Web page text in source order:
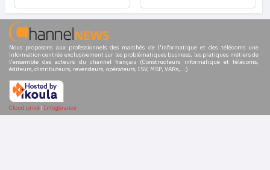
Nous proposons aux professionnels des marchés de l'informatique et des télécoms une
information centrée exclusivement sur les problématiques business, les pratiques métiers de
l'ensemble des acteurs du channel français (Constructeurs informatique et télécoms,
éditeurs, distributeurs, revendeurs, opérateurs, ISV, MSP, VARs,...)
Cloud privé | Infogérance